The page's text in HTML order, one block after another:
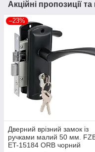
Акційні пропозиції
–23%
Дверний врізний замок із
ручками малий 50 мм.
ET-15184 ORB чорний